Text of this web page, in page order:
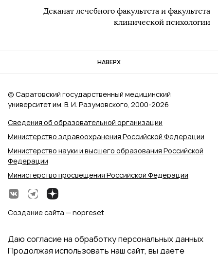
Деканат лечебного факультета и факультета
клинической психологии
НАВЕРХ
Сведения об образовательной организации
Министерство здравоохранения Российской Федерации
Министерство науки и высшего образования Российской
Федерации
Министерство просвещения Российской Федерации
© Саратовский государственный медицинский
университет им. В. И. Разумовского, 2000‑2026
Создание сайта — nopreset
Даю согласие на обработку персональных данных
Продолжая использовать наш сайт, вы даете